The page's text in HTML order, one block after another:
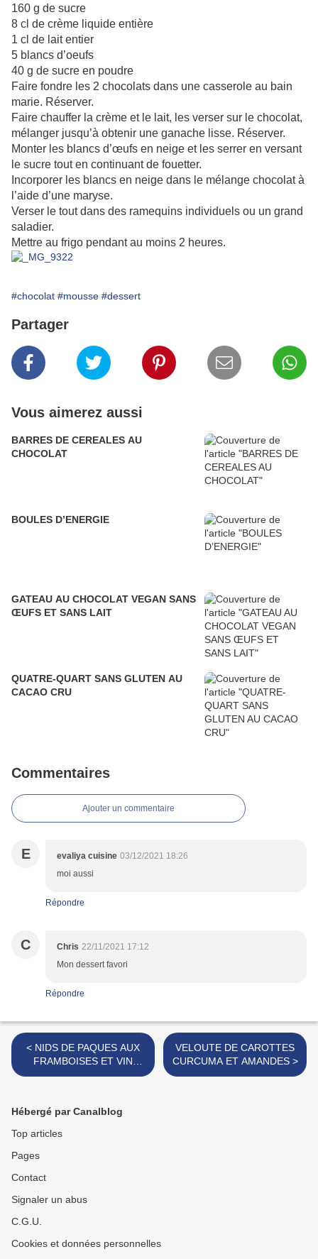
160 g de sucre
8 cl de crème liquide entière
1 cl de lait entier
5 blancs d’oeufs
40 g de sucre en poudre
Faire fondre les 2 chocolats dans une casserole au bain
marie. Réserver.
Faire chauffer la crème et le lait, les verser sur le chocolat,
mélanger jusqu’à obtenir une ganache lisse. Réserver.
Monter les blancs d’œufs en neige et les serrer en versant
le sucre tout en continuant de fouetter.
Incorporer les blancs en neige dans le mélange chocolat à
l’aide d’une maryse.
Verser le tout dans des ramequins individuels ou un grand
saladier.
Mettre au frigo pendant au moins 2 heures.
#chocolat #mousse #dessert
Partager
Vous aimerez aussi
BARRES DE CEREALES AU
CHOCOLAT
BOULES D’ENERGIE
GATEAU AU CHOCOLAT VEGAN SANS
ŒUFS ET SANS LAIT
QUATRE-QUART SANS GLUTEN AU
CACAO CRU
Commentaires
Ajouter un commentaire
E evaliya cuisine 03/12/2021 18:26
moi aussi
Répondre
C Chris 22/11/2021 17:12
Mon dessert favori
Répondre
< NIDS DE PAQUES AUX
FRAMBOISES ET VIN
ROUGE
VELOUTE DE CAROTTES
CURCUMA ET AMANDES >
Hébergé par Canalblog
Top articles
Pages
Contact
Signaler un abus
C.G.U.
Cookies et données personnelles